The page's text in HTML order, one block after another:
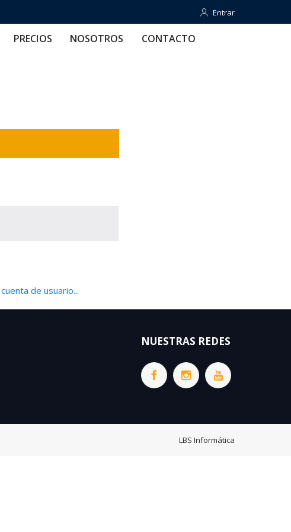
Entrar
Entrar
PRECIOS NOSOTROS CONTACTO
de usuario...
NUESTRAS REDES
LBS Informática